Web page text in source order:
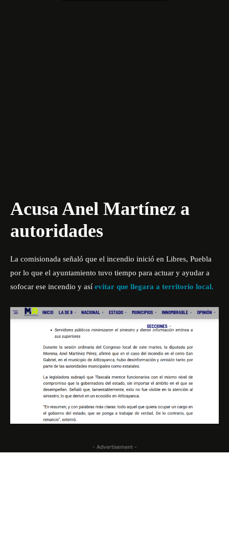
Acusa Anel Martínez a
autoridades
La comisionada señaló que el incendio inició en Libres, Puebla
por lo que el ayuntamiento tuvo tiempo para actuar y ayudar a
sofocar ese incendio y así evitar que llegara a territorio local.
- Advertisement -